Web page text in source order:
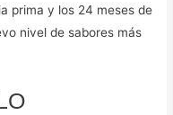
prima y los 24 meses de
nivel de sabores más